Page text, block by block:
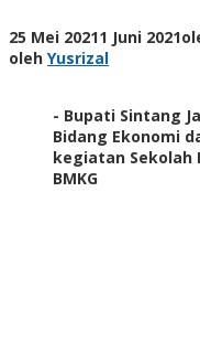
25 Mei 20211 Juni 2021
oleh Yusrizal
- Bupati Sintang
Bidang Ekonomi
kegiatan Sekolah
BMKG